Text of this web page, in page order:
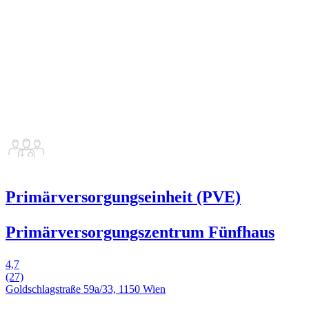
Primärversorgungseinheit (PVE)
Primärversorgungszentrum Fünfhaus
4,7
(27)
Goldschlagstraße 59a/33, 1150 Wien